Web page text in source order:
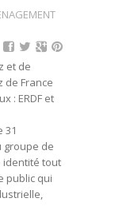
et de
de France
: ERDF et
31
groupe de
identité tout
public qui